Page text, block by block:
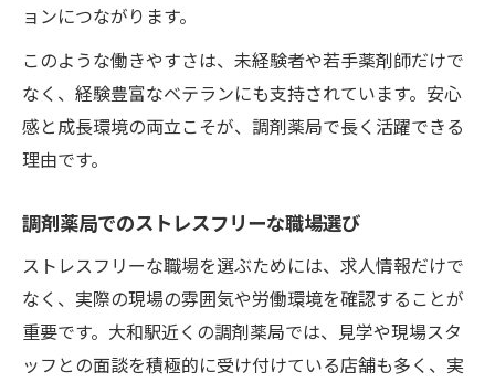
ョンにつながります。
このような働きやすさは、未経験者や若手薬剤師だけで
なく、経験豊富なベテランにも支持されています。安心
感と成長環境の両立こそが、調剤薬局で長く活躍できる
理由です。
調剤薬局でのストレスフリーな職場選び
ストレスフリーな職場を選ぶためには、求人情報だけで
なく、実際の現場の雰囲気や労働環境を確認することが
重要です。大和駅近くの調剤薬局では、見学や現場スタ
ッフとの面談を積極的に受け付けている店舗も多く、実